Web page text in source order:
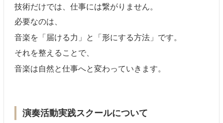
技術だけでは、仕事には繋がりません。
必要なのは、
音楽を「届ける力」と「形にする方法」です。
それを整えることで、
音楽は自然と仕事へと変わっていきます。
演奏活動実践スクールについて